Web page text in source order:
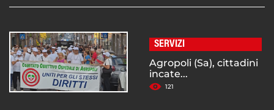
SERVIZI
Agropoli (Sa), cittadini
incate...
121